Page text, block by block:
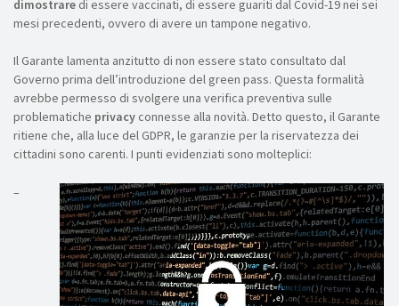
dimostrare di essere vaccinati, di essere guariti dal Covid-19 nei sei
mesi precedenti, ovvero di avere un tampone negativo.
Il Garante lamenta anzitutto di non essere stato consultato dal
Governo prima dell’introduzione del green pass. Questa formalità
avrebbe permesso di svolgere una verifica preventiva sulle
problematiche privacyconnesse alla novità. Detto questo, il Garante
ritiene che, alla luce del GDPR, le garanzie per la riservatezza dei
cittadini sono carenti. I punti evidenziati sono molteplici:
–